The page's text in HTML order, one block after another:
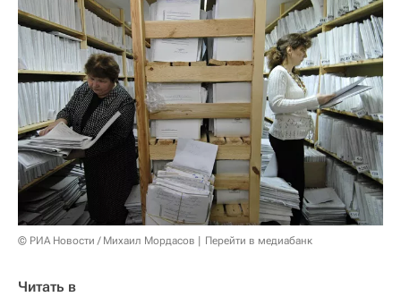
© РИА Новости / Михаил Мордасов Перейти в медиабанк
Читать в